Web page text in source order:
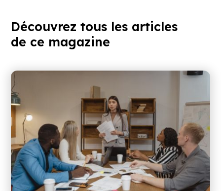
Découvrez tous les articles
de ce magazine